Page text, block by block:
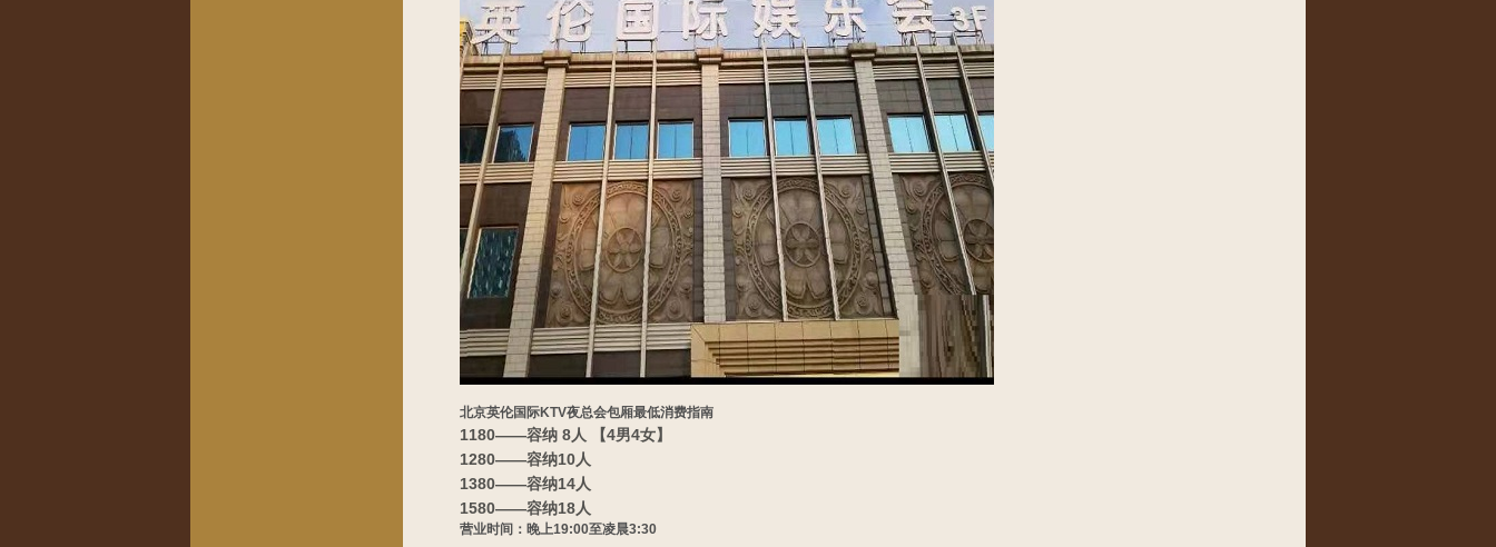
北京英伦国际KTV夜总会包厢最低消费指南
1180——容纳 8人 【4男4女】
1280——容纳10人
1380——容纳14人
1580——容纳18人
营业时间：晚上19:00至凌晨3:30